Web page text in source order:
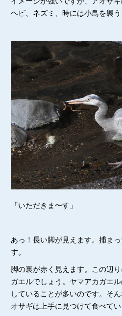
ヘビ、ネズミ、時には小鳥を襲う
「いただきま〜す」
あっ！長い脚が見えます。捕ま
す。
脚の裏が赤く見えます。この辺
ガエルでしょう。ヤマアカガエ
していることが多いのです。そ
オサギは上手に見つけて食べてい